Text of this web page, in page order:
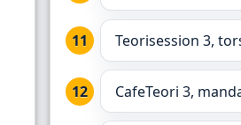
Teorisession 3,
CafeTeori 3,